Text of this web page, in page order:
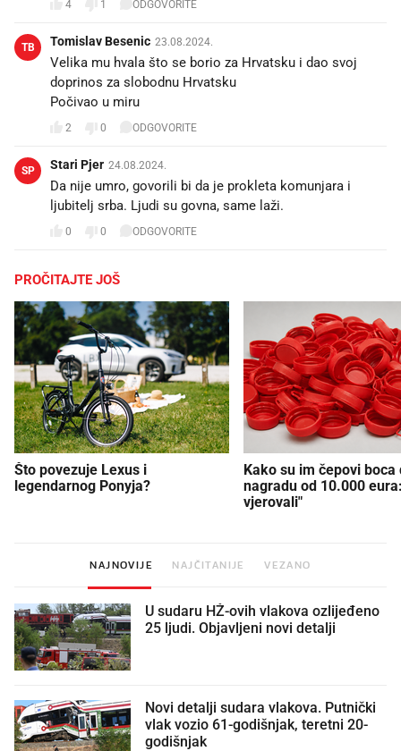
4 1 ODGOVORITE
TB Tomislav Besenic 23.08.2024.
Velika mu hvala što se borio za Hrvatsku i dao svoj
doprinos za slobodnu Hrvatsku
Počivao u miru
2 0 ODGOVORITE
SP Stari Pjer 24.08.2024.
Da nije umro, govorili bi da je prokleta komunjara i
ljubitelj srba. Ljudi su govna, same laži.
0 0 ODGOVORITE
PROČITAJTE JOŠ
Što povezuje Lexus i
legendarnog Ponyja?
Kako su im čepovi boca
nagradu od 10.000
vjerovali"
NAJNOVIJE NAJČITANIJE VEZANO
U sudaru HŽ-ovih vlakova ozlijeđeno
25 ljudi. Objavljeni novi detalji
Novi detalji sudara vlakova. Putnički
vlak vozio 61-godišnjak, teretni 20-
godišnjak